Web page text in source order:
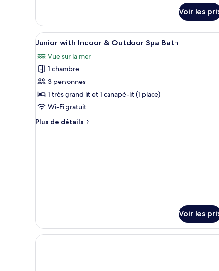
View
Room
le
type
de
Executive
Sea
View
Room
Voir les
Afficher
toutes
les
photos
pour
ce
type
chambre :
Une chambre d’hôtel avec
5
Junior with Indoor & Outdoor Spa Bath
Vue sur la mer
1 chambre
3 personnes
1 très grand lit et 1 canapé-lit (1 place)
Wi-Fi gratuit
Plus de détails
Plus
Outdoor
Spa
Voir les